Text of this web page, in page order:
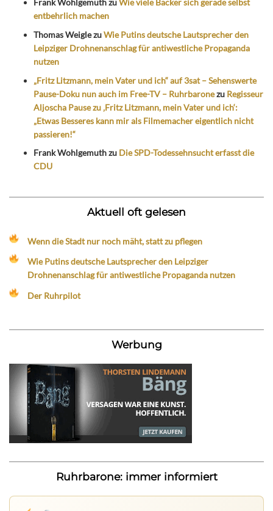
Frank WohlgemuthzuWie viele Bäcker sich gerade selbst
entbehrlich machen
Thomas WeiglezuWie Putins deutsche Lautsprecher den
Leipziger Drohnenanschlag für antiwestliche Propaganda
nutzen
„Fritz Litzmann, mein Vater und ich“ auf 3sat – Sehenswerte
Pause-Doku nun auch im Free-TV – Ruhrbaronezu Regisseur
Aljoscha Pause zu ‚Fritz Litzmann, mein Vater und ich‘:
„Etwas Besseres kann mir als Filmemacher eigentlich nicht
passieren!“
Frank Wohlgemuthzu Die SPD-Todessehnsucht erfasst die
CDU
Aktuell oft gelesen
Wenn die Stadt nur noch mäht, statt zu pflegen
Wie Putins deutsche Lautsprecher den Leipziger
Drohnenanschlag für antiwestliche Propaganda nutzen
Der Ruhrpilot
Werbung
Ruhrbarone: immer informiert